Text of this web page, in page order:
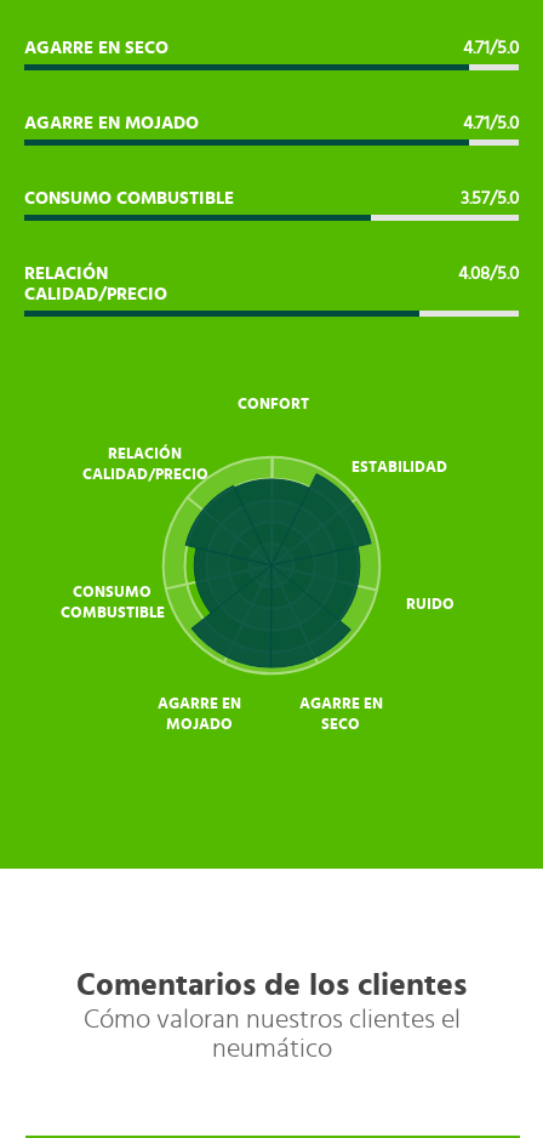
AGARRE EN SECO 4.71/5.0
AGARRE EN MOJADO 4.71/5.0
CONSUMO COMBUSTIBLE 3.57/5.0
RELACIÓN
CALIDAD/PRECIO
4.08/5.0
CONFORT
ESTABILIDAD
RUIDO
AGARRE EN
SECO
AGARRE EN
MOJADO
CONSUMO
COMBUSTIBLE
RELACIÓN
CALIDAD/PRECIO
Comentarios de los clientes
Cómo valoran nuestros clientes el
neumático